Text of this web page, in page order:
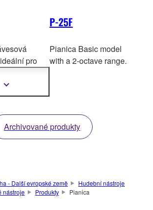
lní pro
Zobrazit
P-25F
Pianica Basic model
with a 2-octave range.
Archivované produkty
- Další evropské země
Hudební nástroje
nástroje
Produkty Pianica